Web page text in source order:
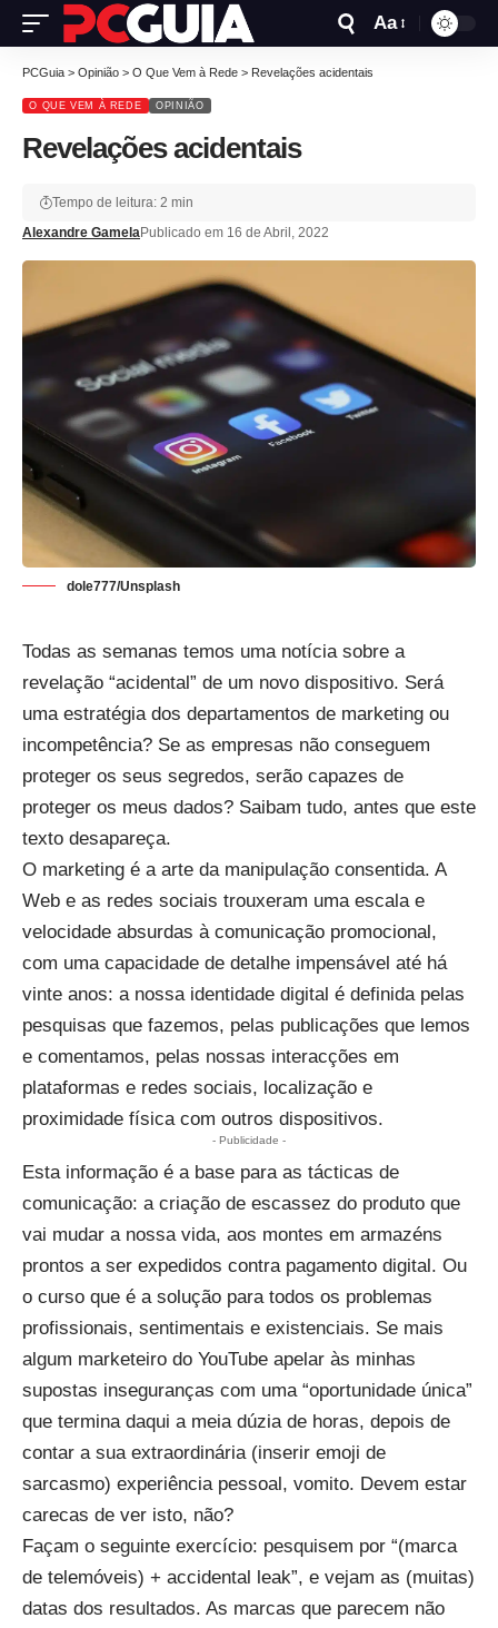
Aa
PCGuia > Opinião > O Que Vem à Rede > Revelações acidentais
O QUE VEM À REDE OPINIÃO
Revelações acidentais
Alexandre GamelaPublicado em 16 de Abril, 2022
Tempo de leitura: 2 min
dole777/Unsplash
Todas as semanas temos uma notícia sobre a
revelação “acidental” de um novo dispositivo. Será
uma estratégia dos departamentos de marketing ou
incompetência? Se as empresas não conseguem
proteger os seus segredos, serão capazes de
proteger os meus dados? Saibam tudo, antes que este
texto desapareça.
O marketing é a arte da manipulação consentida. A
Web e as redes sociais trouxeram uma escala e
velocidade absurdas à comunicação promocional,
com uma capacidade de detalhe impensável até há
vinte anos: a nossa identidade digital é definida pelas
pesquisas que fazemos, pelas publicações que lemos
e comentamos, pelas nossas interacções em
plataformas e redes sociais, localização e
proximidade física com outros dispositivos.
- Publicidade -
Esta informação é a base para as tácticas de
comunicação: a criação de escassez do produto que
vai mudar a nossa vida, aos montes em armazéns
prontos a ser expedidos contra pagamento digital. Ou
o curso que é a solução para todos os problemas
profissionais, sentimentais e existenciais. Se mais
algum marketeiro do YouTube apelar às minhas
supostas inseguranças com uma “oportunidade única”
que termina daqui a meia dúzia de horas, depois de
contar a sua extraordinária (inserir emoji de
sarcasmo) experiência pessoal, vomito. Devem estar
carecas de ver isto, não?
Façam o seguinte exercício: pesquisem por “(marca
de telemóveis) + accidental leak”, e vejam as (muitas)
datas dos resultados. As marcas que parecem não